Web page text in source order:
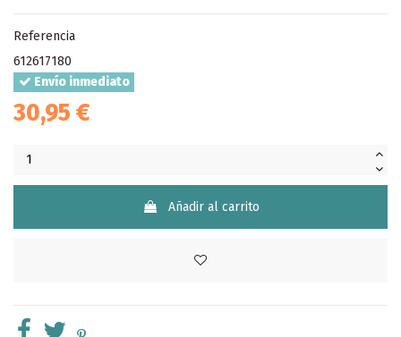
Referencia
612617180
Envío inmediato
30,95 €
Añadir al carrito